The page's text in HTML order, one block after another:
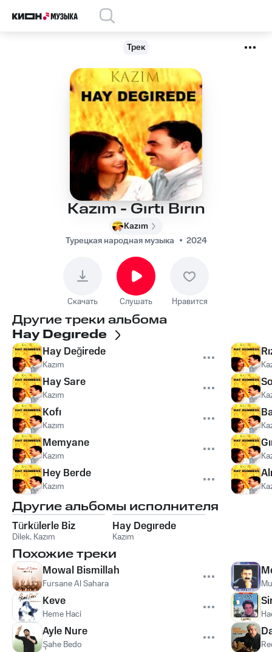
Трек
Kazım - Gırtı Bırın
Kazım
Турецкая народная музыка
2024
Скачать Слушать Нравится
Другие треки альбома
Hay Degırede
Hay Değirede
Kazım
Hay Sare
Kazım
Kofı
Kazım
Memyane
Kazım
Hey Berde
Kazım
Другие альбомы исполнителя
Türkülerle Biz
Dilek, Kazım
Hay Degırede
Kazım
Похожие треки
Mowal Bismillah
Fursane Al Sahara
Keve
Heme Haci
Ayle Nure
Şahe Bedo